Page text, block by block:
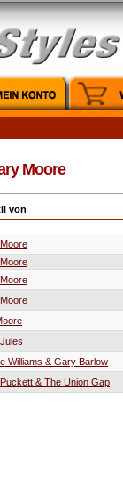
Moore
von
Williams & Gary Barlow
& The Union Gap